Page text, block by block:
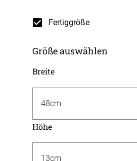
Fertiggröße
Größe auswählen
Breite
Höhe